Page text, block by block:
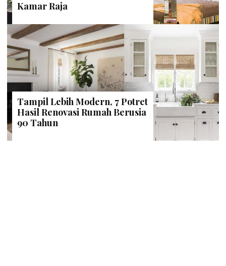
Kamar Raja
Tampil Lebih Modern, 7 Potret
Hasil Renovasi Rumah Berusia
90 Tahun